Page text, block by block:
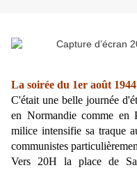
La soirée du 1er août
C'était une belle journée
en Normandie comme en
milice intensifie sa traque
communistes
Vers 20H la place de